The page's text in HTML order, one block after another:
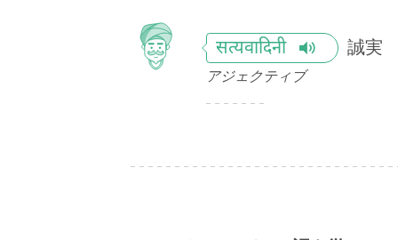
सत्यवादिनी 誠実
アジェクティブ